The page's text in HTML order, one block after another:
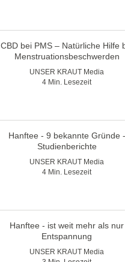
CBD bei PMS – Natürliche Hilfe
Menstruationsbeschwerden
UNSER KRAUT Media
4 Min. Lesezeit
Hanftee - 9 bekannte Gründe -
Studienberichte
UNSER KRAUT Media
4 Min. Lesezeit
Hanftee - ist weit mehr als nur
Entspannung
UNSER KRAUT Media